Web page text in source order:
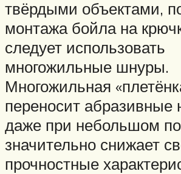
твёрдыми объектами,
монтажа бойла на
следует использовать
многожильные шнуры.
Многожильная
переносит абразивные
даже при небольшом
значительно снижает
прочностные